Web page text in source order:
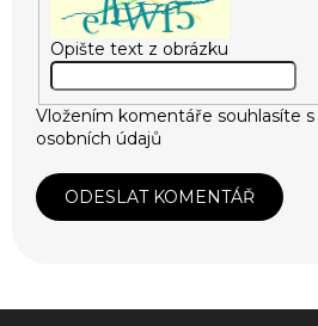
Opište text z obrázku
Vložením komentáře souhlasíte s
osobních údajů
ODESLAT KOMENTÁŘ